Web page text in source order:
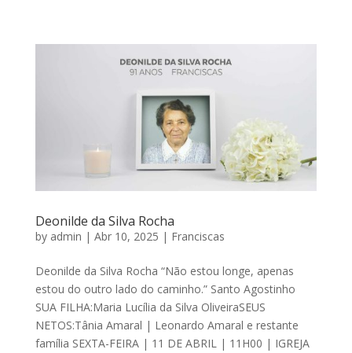
PSICOLOGIA DO LUTO
NECROLOGIA
PREÇOS
BLOG
CONTACTOS
Deonilde da Silva Rocha
by admin | Abr 10, 2025 | Franciscas
Deonilde da Silva Rocha “Não estou longe, apenas
estou do outro lado do caminho.” Santo Agostinho
SUA FILHA:Maria Lucília da Silva OliveiraSEUS
NETOS:Tânia Amaral | Leonardo Amaral e restante
família SEXTA-FEIRA | 11 DE ABRIL | 11H00 | IGREJA